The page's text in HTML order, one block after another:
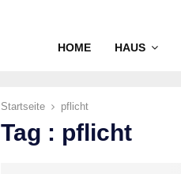
HOME HAUS
Startseite pflicht
Tag : pflicht